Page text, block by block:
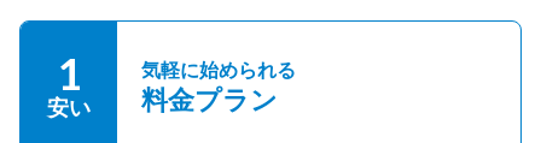
1
安い
気軽に始められる
料金プラン